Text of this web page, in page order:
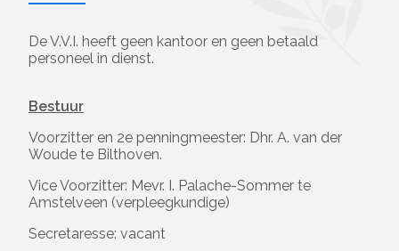
De V.V.I. heeft geen kantoor en geen betaald
personeel in dienst.
Bestuur
Voorzitter en 2e penningmeester: Dhr. A. van der
Woude te Bilthoven.
Vice Voorzitter: Mevr. I. Palache-Sommer te
Amstelveen (verpleegkundige)
Secretaresse: vacant